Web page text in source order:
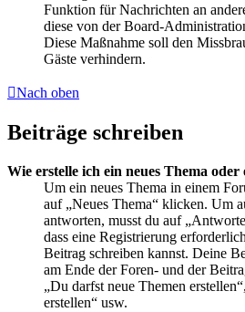
Funktion für Nachrichten an
diese von der Board-
Diese Maßnahme soll den
Gäste verhindern.
Nach oben
Beiträge schreiben
Wie erstelle ich ein neues Thema
Um ein neues Thema in einem
auf „Neues Thema“ klicken. Um
antworten, musst du auf
dass eine Registrierung
Beitrag schreiben kannst. Deine
am Ende der Foren- und der
„Du darfst neue Themen
erstellen“ usw.